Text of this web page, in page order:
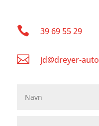
 39 69 55 29
 jd@dreyer-